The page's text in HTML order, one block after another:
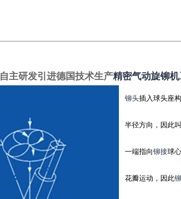
自主研发引进德国技术生产精密气动旋铆机
铆头插入球头座
半径方向，因此
一端指向铆接球
花瓣运动，因此